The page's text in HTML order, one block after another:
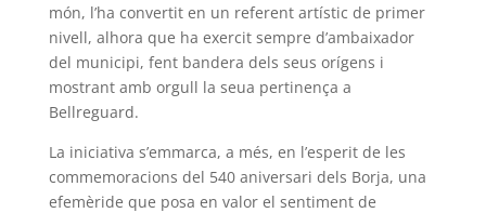
món, l’ha convertit en un referent artístic de primer
nivell, alhora que ha exercit sempre d’ambaixador
del municipi, fent bandera dels seus orígens i
mostrant amb orgull la seua pertinença a
Bellreguard.
La iniciativa s’emmarca, a més, en l’esperit de les
commemoracions del 540 aniversari dels Borja, una
efemèride que posa en valor el sentiment de